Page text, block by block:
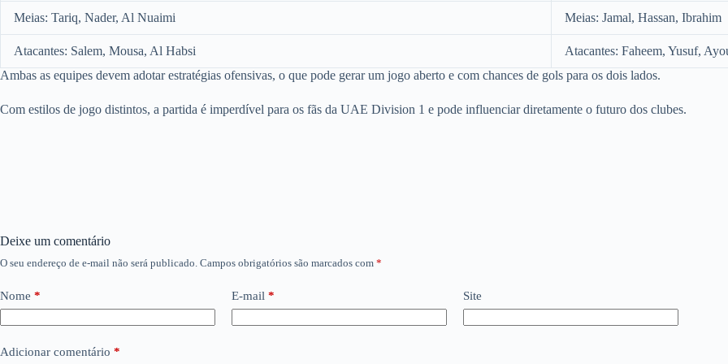
Meias: Tariq, Nader, Al Nuaimi Meias: Jamal, Hassan, Ibrahim
Atacantes: Salem, Mousa, Al Habsi
Atacantes: Faheem, Yusuf,
Ambas as equipes devem adotar estratégias ofensivas, o que pode gerar um jogo aberto e com chances de gols para os dois lados.
Com estilos de jogo distintos, a partida é imperdível para os fãs da UAE Division 1 e pode influenciar diretamente o futuro dos clubes.
Deixe um comentário
O seu endereço de e-mail não será publicado. Campos obrigatórios são marcados com *
Nome * E-mail * Site
Adicionar comentário *